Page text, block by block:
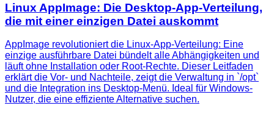
Linux AppImage: Die Desktop-App-Verteilung,
die mit einer einzigen Datei auskommt
AppImage revolutioniert die Linux-App-Verteilung: Eine
einzige ausführbare Datei bündelt alle Abhängigkeiten und
läuft ohne Installation oder Root-Rechte. Dieser Leitfaden
erklärt die Vor- und Nachteile, zeigt die Verwaltung in `/opt`
und die Integration ins Desktop-Menü. Ideal für Windows-
Nutzer, die eine effiziente Alternative suchen.